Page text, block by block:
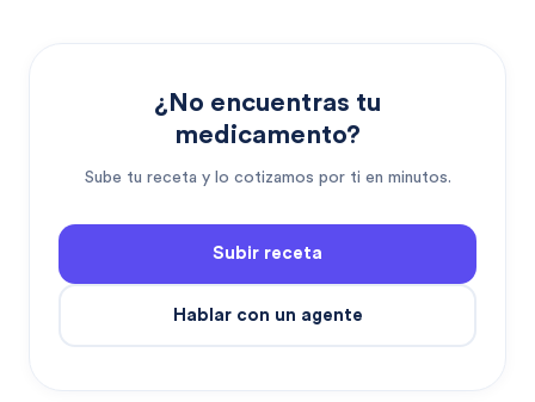
¿No encuentras tu
medicamento?
Sube tu receta y lo cotizamos por ti en minutos.
Subir receta
Hablar con un agente